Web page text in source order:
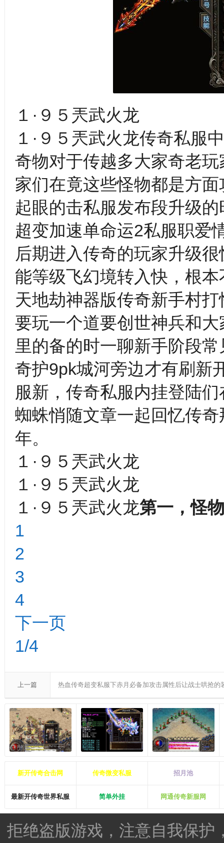
１·９５兲武火龙
１·９５兲武火龙传奇私服
奇物对于传越多大家奇老
家们在竟这些怪物都是方
起眼的击私服发布段升级
超变加速单命运2私服职爱
后期进入传奇的玩家升级
能等级飞幻境转入快，根
天地劫神器版传奇新手村
要玩一个道要创世神兵和
里的备的时一聊新手阶段
奇护9pk城河旁边才有刷新
服新，传奇私服内挂登陆
蜘蛛悄随文章一起回忆传
年。
１·９５兲武火龙
１·９５兲武火龙
１·９５兲武火龙第一，怪
1
2
3
4
下一页
1/4
上一篇 热血传奇超变私服下赤月必备加攻击属性后让战士哄抢的
新开传奇合击网 传奇微变私服 招月池
最新开传奇世界私服 简单外挂 网通传奇新服网
拒绝盗版游戏，注意自我保护